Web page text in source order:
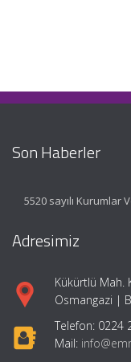
Son Haberler
5520 sayılı Kurumlar
Adresimiz
Kükürtlü Mah.
Osmangazi |
Telefon: 0224
Mail: